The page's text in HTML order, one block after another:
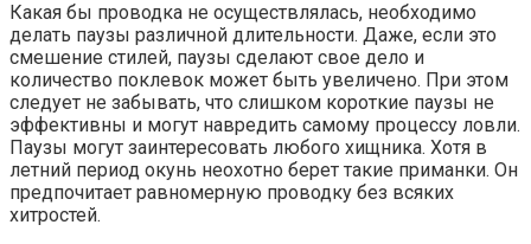
Какая бы проводка не осуществлялась, необходимо
делать паузы различной длительности. Даже, если это
смешение стилей, паузы сделают свое дело и
количество поклевок может быть увеличено. При этом
следует не забывать, что слишком короткие паузы не
эффективны и могут навредить самому процессу ловли.
Паузы могут заинтересовать любого хищника. Хотя в
летний период окунь неохотно берет такие приманки. Он
предпочитает равномерную проводку без всяких
хитростей.